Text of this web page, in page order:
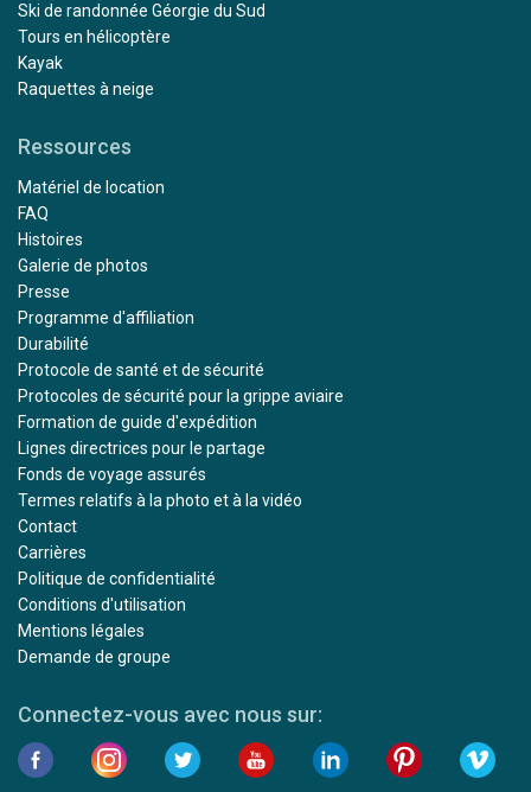
Ski de randonnée Géorgie du Sud
Tours en hélicoptère
Kayak
Raquettes à neige
Ressources
Matériel de location
FAQ
Histoires
Galerie de photos
Presse
Programme d'affiliation
Durabilité
Protocole de santé et de sécurité
Protocoles de sécurité pour la grippe aviaire
Formation de guide d'expédition
Lignes directrices pour le partage
Fonds de voyage assurés
Termes relatifs à la photo et à la vidéo
Contact
Carrières
Politique de confidentialité
Conditions d'utilisation
Mentions légales
Demande de groupe
Connectez-vous avec nous sur: